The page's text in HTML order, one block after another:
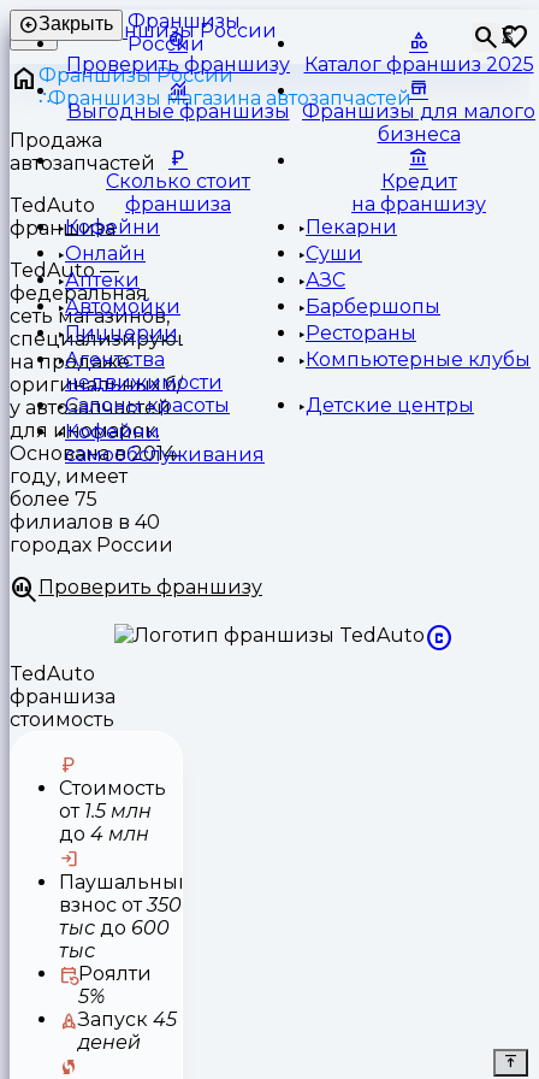
Франшизы
России
⏳
Закрыть
Проверить франшизу Каталог франшиз 2025
Выгодные франшизы
Франшизы для малого
бизнеса
Сколько стоит
франшиза
Кредит
на франшизу
Кофейни
Пекарни
Онлайн
Суши
Аптеки
АЗС
Автомойки
Барбершопы
Пиццерии
Рестораны
Агентства
недвижимости
Компьютерные клубы
Салоны красоты
Детские центры
Кофейни
самообслуживания
Франшизы России
Франшизы магазина автозапчастей
Продажа
автозапчастей
TedAuto
франшиза
TedAuto —
федеральная
сеть магазинов,
специализирующаяся
на продаже
оригинальных б/
у автозапчастей
для иномарок.
Основана в 2014
году, имеет
более 75
филиалов в 40
городах России
Проверить франшизу
TedAuto
франшиза
стоимость
Стоимость
от 1.5 млн
до 4 млн
Паушальный
взнос от350
тыс до 600
тыс
Роялти
5%
Запуск 45
деней